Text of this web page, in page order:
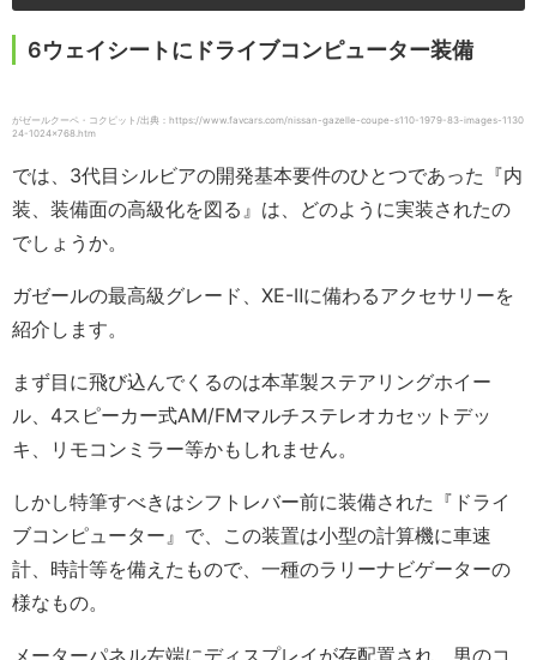
6ウェイシートにドライブコンピューター装備
がゼールクーペ・コクピット/出典：https://www.favcars.com/nissan-gazelle-coupe-s110-1979-83-images-1130
24-1024×768.htm
では、3代目シルビアの開発基本要件のひとつであった『内
装、装備面の高級化を図る』は、どのように実装されたの
でしょうか。
ガゼールの最高級グレード、XE-Ⅱに備わるアクセサリーを
紹介します。
まず目に飛び込んでくるのは本革製ステアリングホイー
ル、4スピーカー式AM/FMマルチステレオカセットデッ
キ、リモコンミラー等かもしれません。
しかし特筆すべきはシフトレバー前に装備された『ドライ
ブコンピューター』で、この装置は小型の計算機に車速
計、時計等を備えたもので、一種のラリーナビゲーターの
様なもの。